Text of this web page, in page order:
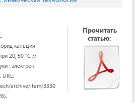
кальция
20, 50 °C //
: электрон.
URL:
archive/item/3330
Прочитать
статью: